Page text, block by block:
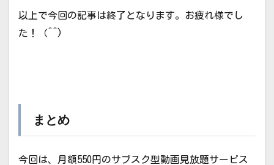
以上で今回の記事は終了となります。お疲れ様でし
た！（^^)
まとめ
今回は、月額550円のサブスク型動画見放題サービス